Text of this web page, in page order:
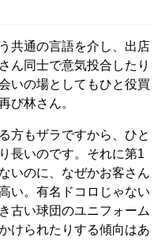
共通の言語を介し、出店
ん同士で意気投合したり
いの場としてもひと役買
び林さん。
方もザラですから、ひと
長いのです。それに第1
いのに、なぜかお客さん
い。有名ドコロじゃない
古い球団のユニフォーム
けられたりする傾向はあ